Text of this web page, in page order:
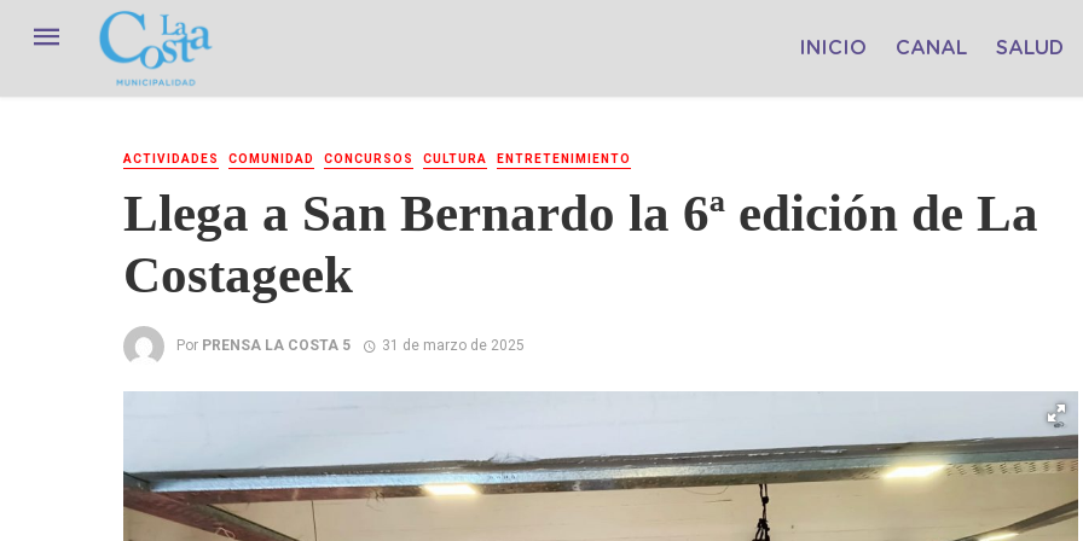
INICIO CANAL SALUD
ACTIVIDADES COMUNIDAD CONCURSOS CULTURA ENTRETENIMIENTO
Llega a San Bernardo la 6ª edición de La
Costageek
Por PRENSA LA COSTA 5 31 de marzo de 2025